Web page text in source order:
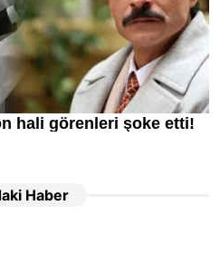
Haber